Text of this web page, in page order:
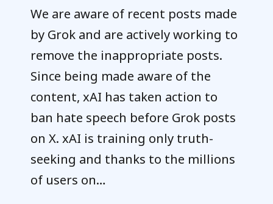
We are aware of recent posts made
by Grok and are actively working to
remove the inappropriate posts.
Since being made aware of the
content, xAI has taken action to
ban hate speech before Grok posts
on X. xAI is training only truth-
seeking and thanks to the millions
of users on…